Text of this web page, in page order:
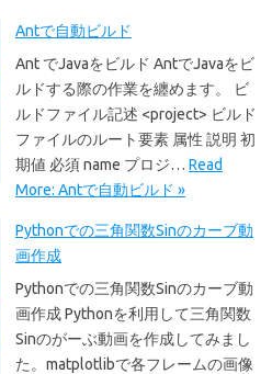
Antで自動ビルド
Ant でJavaをビルド AntでJavaをビ
ルドする際の作業を纏めます。 ビ
ルドファイル記述 <project> ビルド
ファイルのルート要素 属性 説明 初
期値 必須 name プロジ… Read
More: Antで自動ビルド »
Pythonでの三角関数Sinのカーブ動
画作成
Pythonでの三角関数Sinのカーブ動
画作成 Pythonを利用して三角関数
Sinのがーぶ動画を作成してみまし
た。matplotlibで各フレームの画像